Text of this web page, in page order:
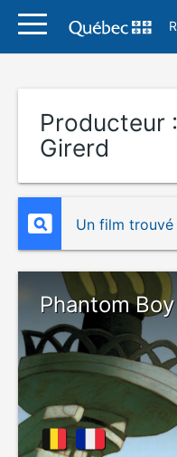
Producteur :
Girerd
Un film trouvé
Phantom Boy